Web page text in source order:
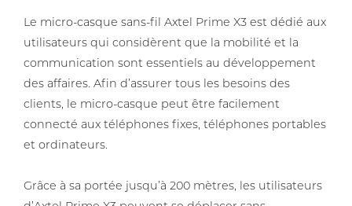
Le micro-casque sans-fil Axtel Prime X3 est dédié aux
utilisateurs qui considèrent que la mobilité et la
communication sont essentiels au développement
des affaires. Afin d’assurer tous les besoins des
clients, le micro-casque peut être facilement
connecté aux téléphones fixes, téléphones portables
et ordinateurs.
Grâce à sa portée jusqu’à 200 mѐtres, les utilisateurs